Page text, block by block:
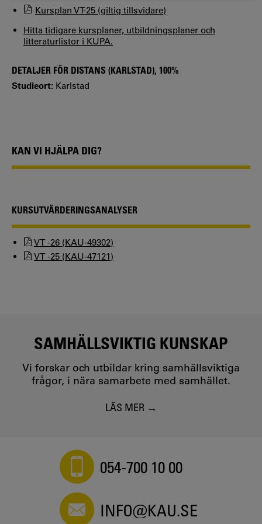
Kursplan VT-25 (giltig tillsvidare)
Hitta tidigare kursplaner, utbildningsplaner och
litteraturlistor i KUPA.
DETALJER FÖR DISTANS (KARLSTAD), 100%
Studieort: Karlstad
KAN VI HJÄLPA DIG?
KURSUTVÄRDERINGSANALYSER
VT -26 (KAU-49302)
VT -25 (KAU-47121)
SAMHÄLLSVIKTIG KUNSKAP
Vi forskar och utbildar kring samhällsviktiga
frågor, i nära samarbete med samhället.
LÄS MER
054-700 10 00
INFO@KAU.SE